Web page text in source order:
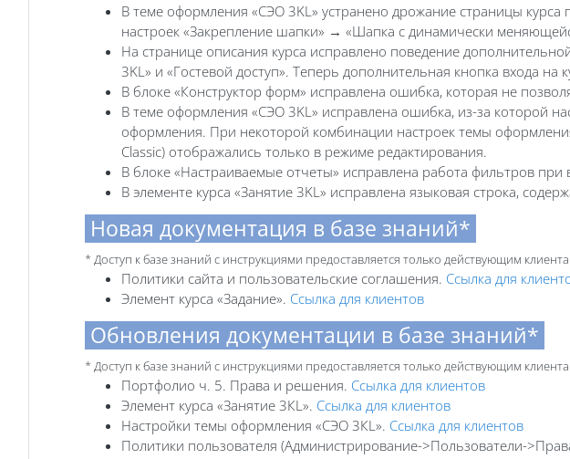
В теме оформления «СЭО 3KL» устранено дрожание страницы
настроек «Закрепление шапки» → «Шапка с динамически
На странице описания курса исправлено поведение
3KL» и «Гостевой доступ». Теперь дополнительная кнопка входа
В блоке «Конструктор форм» исправлена ошибка, которая не
В теме оформления «СЭО 3KL» исправлена ошибка, из-за которой
оформления. При некоторой комбинации настроек темы
Classic) отображались только в режиме редактирования.
В блоке «Настраиваемые отчеты» исправлена работа фильтров
В элементе курса «Занятие 3KL» исправлена языковая строка,
Новая документация в базе знаний*
* Доступ к базе знаний с инструкциями предоставляется только действующим
Политики сайта и пользовательские соглашения. Ссылка для
Элемент курса «Задание». Ссылка для клиентов
Обновления документации в базе знаний*
* Доступ к базе знаний с инструкциями предоставляется только действующим
Портфолио ч. 5. Права и решения. Ссылка для клиентов
Элемент курса «Занятие 3КL». Ссылка для клиентов
Настройки темы оформления «СЭО 3КL». Ссылка для клиентов
Политики пользователя (Администрирование->Пользователи-